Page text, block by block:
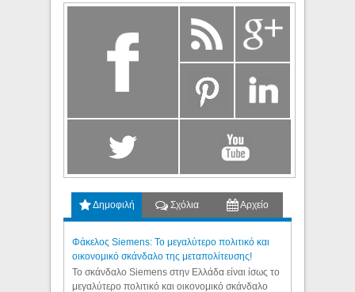
Δημοφιλή Σχόλια Αρχείο
Φάκελος Siemens: Το μεγαλύτερο πολιτικό και
οικονομικό σκάνδαλο της μεταπολίτευσης!
Το σκάνδαλο Siemens στην Ελλάδα είναι ίσως το
μεγαλύτερο πολιτικό και οικονομικό σκάνδαλο